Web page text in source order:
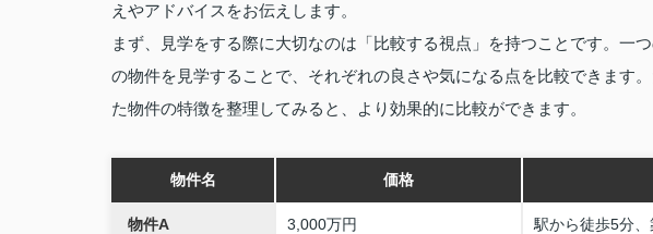
えやアドバイスをお伝えします。
まず、見学をする際に大切なのは「比較する視点」を持つことです。一
の物件を見学することで、それぞれの良さや気になる点を比較できます
た物件の特徴を整理してみると、より効果的に比較ができます。
物件名 価格
物件A 3,000万円 駅から徒歩5分、